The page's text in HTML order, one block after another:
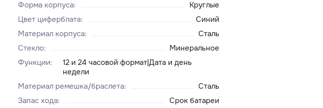
Форма корпуса:
Круглые
Цвет циферблата:
Синий
Материал корпуса:
Сталь
Стекло:
Минеральное
Функции:
12 и 24 часовой формат|Дата и день
недели
Материал ремешка/браслета:
Сталь
Запас хода:
Срок батареи
Сервисный центр